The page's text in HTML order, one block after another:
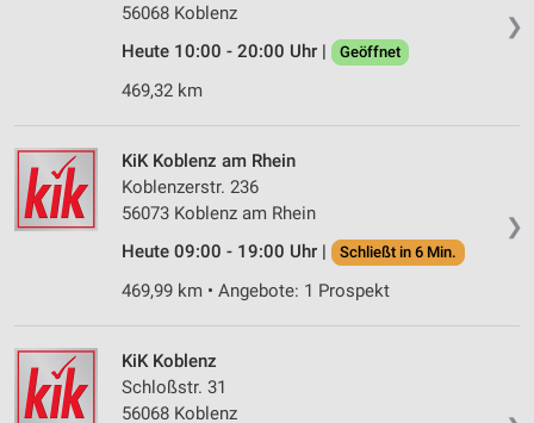
❯
56068 Koblenz
Heute 10:00 - 20:00 Uhr |
Geöffnet
469,32 km
❯
KiK Koblenz am Rhein
Koblenzerstr. 236
56073 Koblenz am Rhein
Heute 09:00 - 19:00 Uhr |
Schließt in 6 Min.
469,99 km • Angebote: 1 Prospekt
KiK Koblenz
Schloßstr. 31
56068 Koblenz